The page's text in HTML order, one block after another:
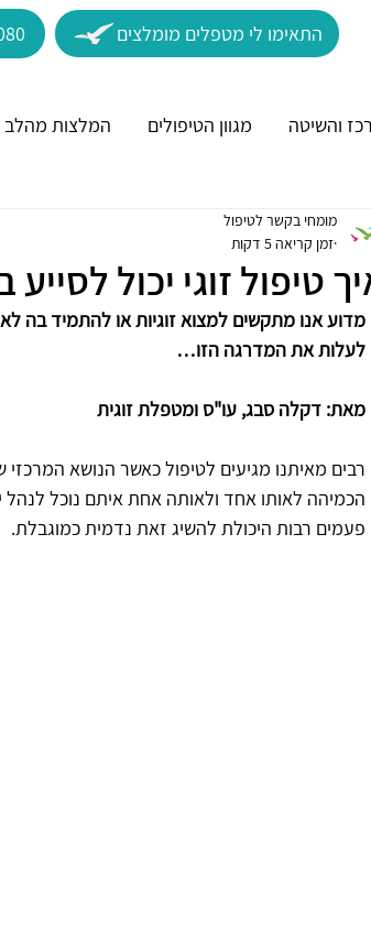
התאימו לי מטפלים מומלצים
והשיטה מגוון הטיפולים המלצות מהלב
טיפול זוגי יכול
מומחי בקשר לטיפול
זמן קריאה 5 דקות
מדוע אנו מתקשים למצוא זוגיות או להתמיד בה
לעלות את המדרגה הזו…
מאת: דקלה סבג, עו"ס ומטפלת זוגית
רבים מאיתנו מגיעים לטיפול כאשר הנושא המרכזי
הכמיהה לאותו אחד ולאותה אחת איתם נוכל
פעמים רבות היכולת להשיג זאת נדמית כמוגבלת.